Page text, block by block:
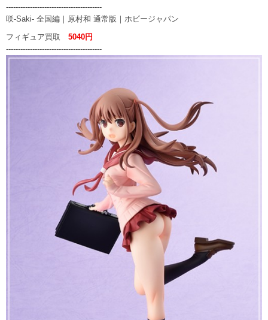
----------------------------------------
咲-Saki- 全国編｜原村和 通常版｜ホビージャパン
フィギュア買取 5040円
----------------------------------------